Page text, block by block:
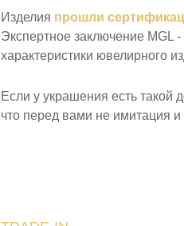
Изделия прошли
Экспертное заключение MGL
характеристики ювелирного
Если у украшения есть такой
что перед вами не имитация